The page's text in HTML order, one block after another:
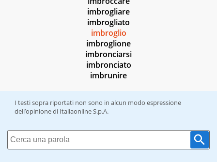
imbrogliare
imbrogliato
imbroglio
imbroglione
imbronciarsi
imbronciato
imbrunire
I testi sopra riportati non sono in alcun modo espressione
dell’opinione di Italiaonline S.p.A.